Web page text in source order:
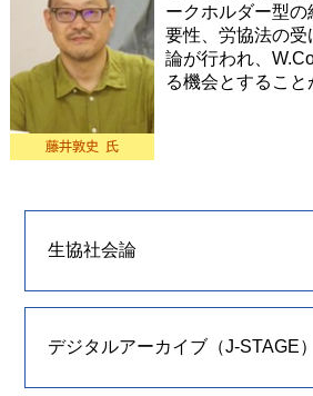
ークホルダー型
要性、労協法の
論が行われ、
る機会とすること
生協社会論
デジタルアーカイブ（J-STAGE）